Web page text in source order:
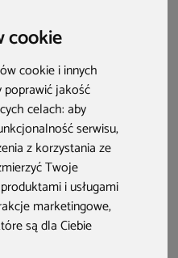
cookie
cookie i innych
poprawić jakość
celach:aby
serwisu,
z korzystania ze
Twoje
i usługami
marketingowe,
są dla Ciebie